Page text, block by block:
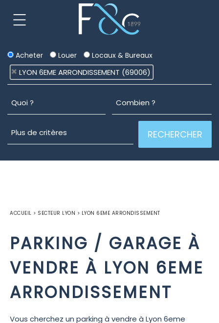
Acheter Louer Locaux & Bureaux
LYON 6EME ARRONDISSEMENT (69006)
ACCUEIL > SECTEUR LYON > LYON 6EME ARRONDISSEMENT
PARKING / GARAGE À
VENDRE À LYON 6EME
ARRONDISSEMENT
Vous cherchez un parking à vendre à Lyon 6eme